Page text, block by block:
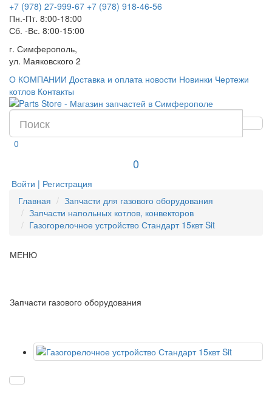
+7 (978) 27-999-67 +7 (978) 918-46-56
Пн.-Пт. 8:00-18:00
Сб. -Вс. 8:00-15:00
г. Симферополь,
ул. Маяковского 2
О КОМПАНИИ Доставка и оплата новости Новинки Чертежи
котлов Контакты
0
0
Войти | Регистрация
Главная
Запчасти для газового оборудования
Запчасти напольных котлов, конвекторов
Газогорелочное устройство Стандарт 15квт Sit
МЕНЮ
Запчасти газового оборудования